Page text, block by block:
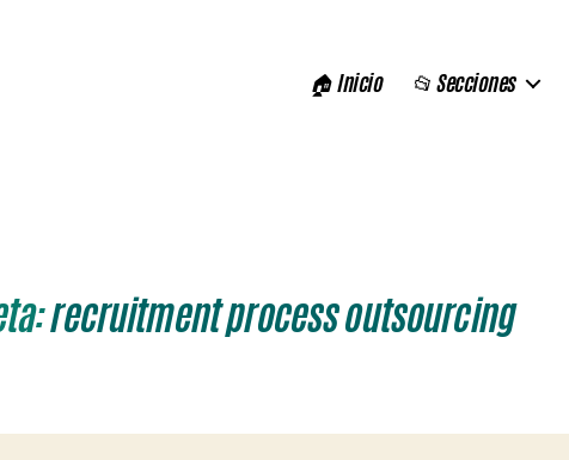
🏠 Inicio 📂 Secciones
recruitment process outsourcing